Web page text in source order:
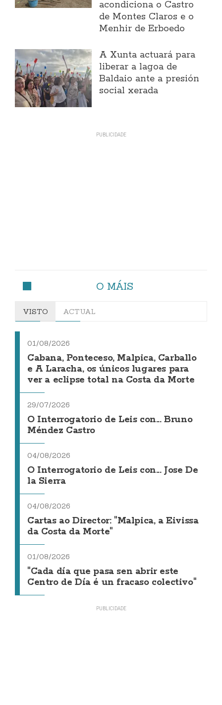
acondiciona o Castro
de Montes Claros e o
Menhir de Erboedo
A Xunta actuará para
liberar a lagoa de
Baldaio ante a presión
social xerada
O MÁIS
VISTO ACTUAL
01/08/2026
Cabana, Ponteceso, Malpica, Carballo
e A Laracha, os únicos lugares para
ver a eclipse total na Costa da Morte
29/07/2026
O Interrogatorio de Leis con... Bruno
Méndez Castro
04/08/2026
O Interrogatorio de Leis con... Jose De
la Sierra
04/08/2026
Cartas ao Director: "Malpica, a Eivissa
da Costa da Morte"
01/08/2026
"Cada día que pasa sen abrir este
Centro de Día é un fracaso colectivo"